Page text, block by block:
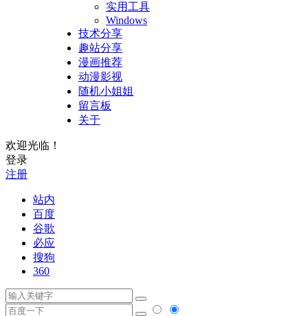
实用工具
Windows
技术分享
趣站分享
漫画推荐
动漫影视
随机小姐姐
留言板
关于
欢迎光临！
登录
注册
站内
百度
谷歌
必应
搜狗
360